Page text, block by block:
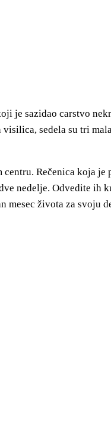
je sazidao carstvo
sedela su tri
Rečenica koja
nedelje. Odvedite ih
mesec života za svoju